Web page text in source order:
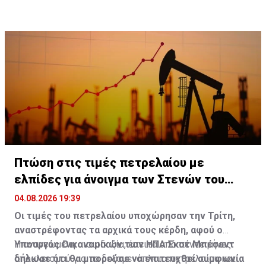
Πτώση στις τιμές πετρελαίου με
ελπίδες για άνοιγμα των Στενών του
Ορμούζ
04.08.2026 19:39
Οι τιμές του πετρελαίου υποχώρησαν την Τρίτη,
αναστρέφοντας τα αρχικά τους κέρδη, αφού ο
Υπουργός Οικονομικών των ΗΠΑ Σκοτ Μπέσεντ
δήλωσε ότι θα μπορούσε να επιτευχθεί συμφωνία
Η ανανεωμένη αισιοδοξία, έπειτα από πέντε μήνες
αποκλεισμού για τα δεξαμενόπλοια πετρελαίου και